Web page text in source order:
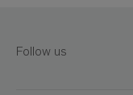
Follow us